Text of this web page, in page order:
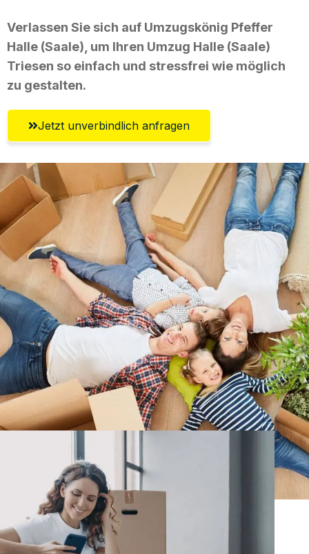
Verlassen Sie sich auf Umzugskönig Pfeffer
Halle (Saale), um Ihren Umzug Halle (Saale)
Triesen so einfach und stressfrei wie möglich
zu gestalten.
Jetzt unverbindlich anfragen